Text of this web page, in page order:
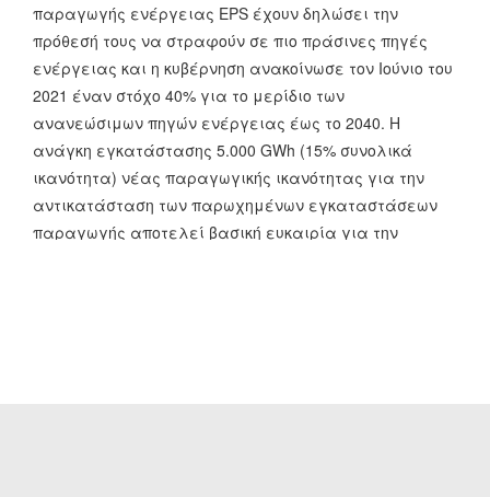
παραγωγής ενέργειας EPS έχουν δηλώσει την
πρόθεσή τους να στραφούν σε πιο πράσινες πηγές
ενέργειας και η κυβέρνηση ανακοίνωσε τον Ιούνιο του
2021 έναν στόχο 40% για το μερίδιο των
ανανεώσιμων πηγών ενέργειας έως το 2040. Η
ανάγκη εγκατάστασης 5.000 GWh (15% συνολικά
ικανότητα) νέας παραγωγικής ικανότητας για την
αντικατάσταση των παρωχημένων εγκαταστάσεων
παραγωγής αποτελεί βασική ευκαιρία για την